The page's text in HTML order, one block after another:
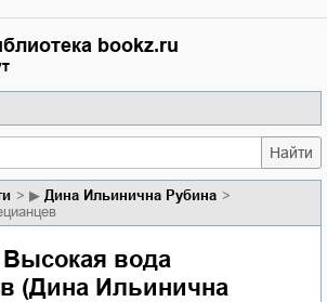
bookz.ru
Найти
▶ Дина Ильинична Рубина
Высокая вода
(Дина Ильинична